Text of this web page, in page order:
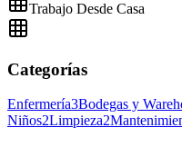
Trabajo Desde Casa
Categorías
Enfermería3Bodegas y
Niños2Limpieza2